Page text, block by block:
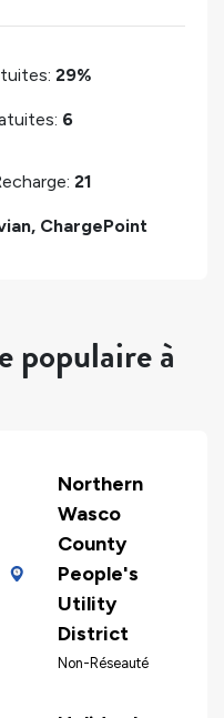
29%
6
21
ChargePoint
populaire à
Northern
Wasco
County
People's
Utility
District
Non-Réseauté